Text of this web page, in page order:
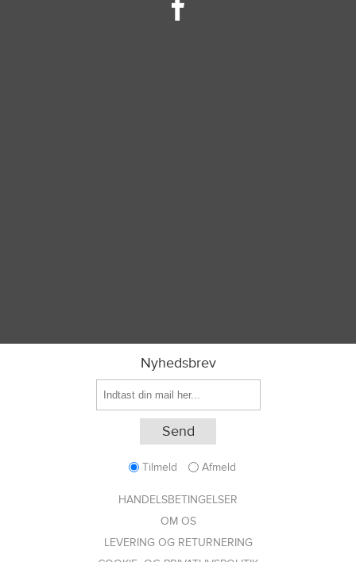
Nyhedsbrev
Tilmeld Afmeld
HANDELSBETINGELSER
OM OS
LEVERING OG RETURNERING